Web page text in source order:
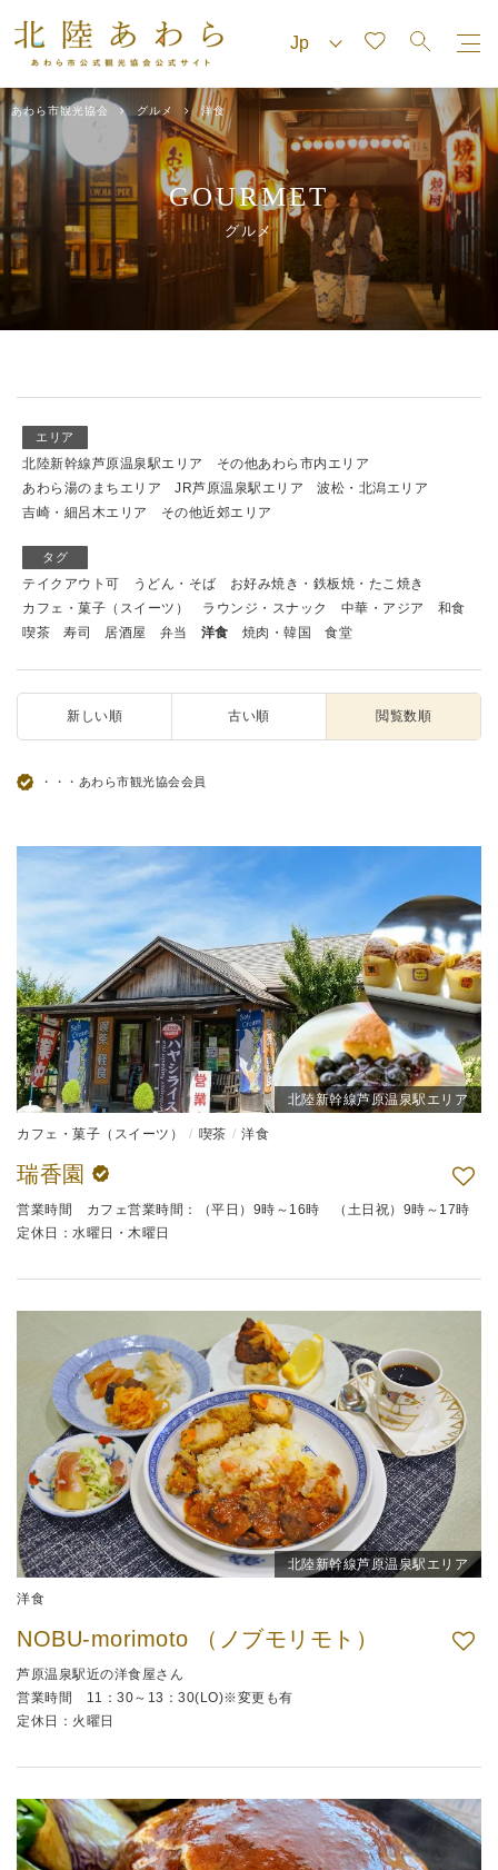
あわら市観光協会 グルメ 洋食
GOURMET
グルメ
エリア
北陸新幹線芦原温泉駅エリア
その他あわら市内エリア
あわら湯のまちエリア
JR芦原温泉駅エリア
波松・北潟エリア
吉崎・細呂木エリア
その他近郊エリア
タグ
テイクアウト可 うどん・そば
お好み焼き・鉄板焼・たこ焼き
カフェ・菓子（スイーツ）
ラウンジ・スナック 中華・アジア
和食
喫茶
寿司 居酒屋 弁当 洋食 焼肉・韓国 食堂
新しい順 古い順 閲覧数順
・・・あわら市観光協会会員
北陸新幹線芦原温泉駅エリア
カフェ・菓子（スイーツ） 喫茶 洋食
瑞香園
営業時間 カフェ営業時間：（平日）9時～16時 （土日祝）9時～17時
定休日：水曜日・木曜日
北陸新幹線芦原温泉駅エリア
洋食
NOBU-morimoto （ノブモリモト）
芦原温泉駅近の洋食屋さん
営業時間 11：30～13：30(LO)※変更も有
定休日：火曜日